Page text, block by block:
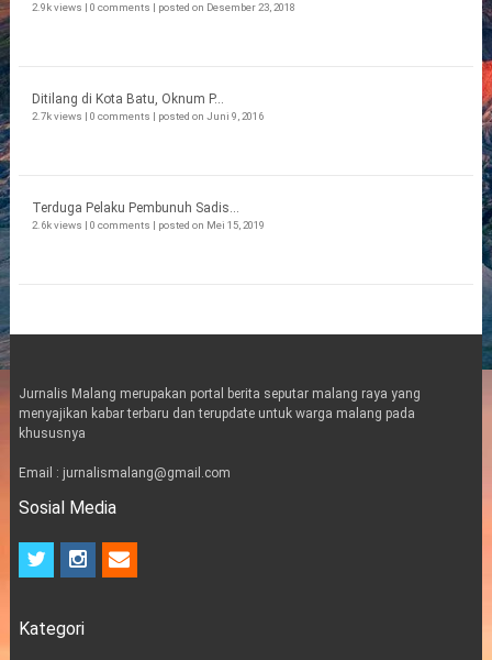
2.9k views | 0 comments | posted on Desember 23, 2018
Ditilang di Kota Batu, Oknum P...
2.7k views | 0 comments | posted on Juni 9, 2016
Terduga Pelaku Pembunuh Sadis...
2.6k views | 0 comments | posted on Mei 15, 2019
Jurnalis Malang merupakan portal berita seputar malang raya yang
menyajikan kabar terbaru dan terupdate untuk warga malang pada
khususnya
Email : jurnalismalang@gmail.com
Sosial Media
t
t
i
n
e
m
Kategori